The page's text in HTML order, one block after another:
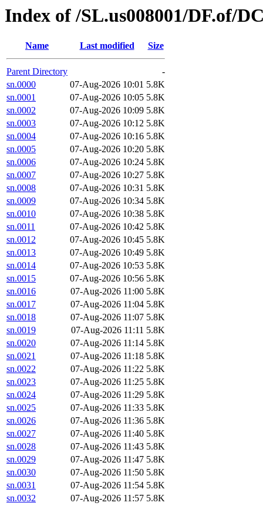
Index of /SL.us008001/DF.of/
Name Last modified Size
Parent Directory
-
sn.0000
07-Aug-2026 10:01 5.8K
sn.0001
07-Aug-2026 10:05 5.8K
sn.0002
07-Aug-2026 10:09 5.8K
sn.0003
07-Aug-2026 10:12 5.8K
sn.0004
07-Aug-2026 10:16 5.8K
sn.0005
07-Aug-2026 10:20 5.8K
sn.0006
07-Aug-2026 10:24 5.8K
sn.0007
07-Aug-2026 10:27 5.8K
sn.0008
07-Aug-2026 10:31 5.8K
sn.0009
07-Aug-2026 10:34 5.8K
sn.0010
07-Aug-2026 10:38 5.8K
sn.0011
07-Aug-2026 10:42 5.8K
sn.0012
07-Aug-2026 10:45 5.8K
sn.0013
07-Aug-2026 10:49 5.8K
sn.0014
07-Aug-2026 10:53 5.8K
sn.0015
07-Aug-2026 10:56 5.8K
sn.0016
07-Aug-2026 11:00 5.8K
sn.0017
07-Aug-2026 11:04 5.8K
sn.0018
07-Aug-2026 11:07 5.8K
sn.0019
07-Aug-2026 11:11 5.8K
sn.0020
07-Aug-2026 11:14 5.8K
sn.0021
07-Aug-2026 11:18 5.8K
sn.0022
07-Aug-2026 11:22 5.8K
sn.0023
07-Aug-2026 11:25 5.8K
sn.0024
07-Aug-2026 11:29 5.8K
sn.0025
07-Aug-2026 11:33 5.8K
sn.0026
07-Aug-2026 11:36 5.8K
sn.0027
07-Aug-2026 11:40 5.8K
sn.0028
07-Aug-2026 11:43 5.8K
sn.0029
07-Aug-2026 11:47 5.8K
sn.0030
07-Aug-2026 11:50 5.8K
sn.0031
07-Aug-2026 11:54 5.8K
sn.0032
07-Aug-2026 11:57 5.8K